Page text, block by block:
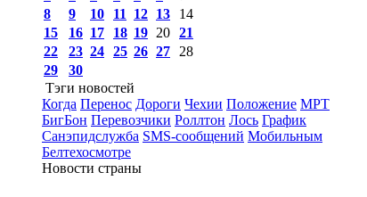
8
9 10 11 12 13
14
15
16 17 18 19 20 21
22
23 24 25 26 27
28
29
30
Тэги новостей
Когда Перенос Дороги Чехии Положение МРТ
БигБон Перевозчики Роллтон Лось График
Санэпидслужба SMS-сообщений Мобильным
Белтехосмотре
Новости страны